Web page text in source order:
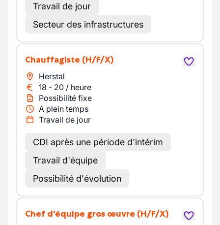
Travail de jour
Secteur des infrastructures
Chauffagiste (H/F/X)
Herstal
18 - 20 / heure
Possibilité fixe
A plein temps
Travail de jour
CDI après une période d'intérim
Travail d'équipe
Possibilité d'évolution
Chef d'équipe gros œuvre (H/F/X)